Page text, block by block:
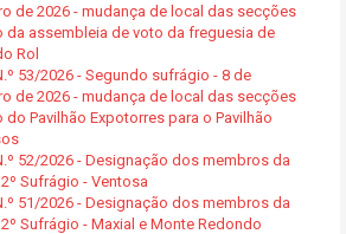
de 2026 - mudança de local das secções
da assembleia de voto da freguesia de
Rol
53/2026 - Segundo sufrágio - 8 de
de 2026 - mudança de local das secções
do Pavilhão Expotorres para o Pavilhão
52/2026 - Designação dos membros da
Sufrágio - Ventosa
51/2026 - Designação dos membros da
Sufrágio - Maxial e Monte Redondo